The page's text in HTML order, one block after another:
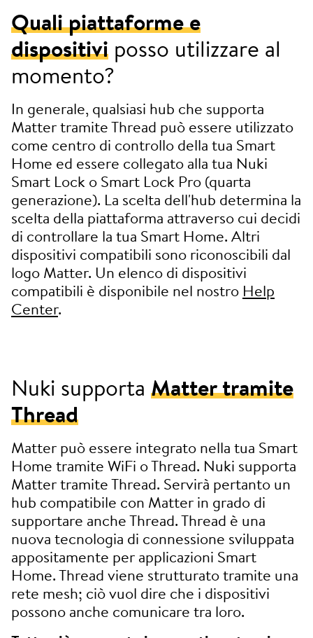
Quali piattaforme e
dispositivi posso utilizzare al
momento?
In generale, qualsiasi hub che supporta
Matter tramite Thread può essere utilizzato
come centro di controllo della tua Smart
Home ed essere collegato alla tua Nuki
Smart Lock o Smart Lock Pro (quarta
generazione). La scelta dell'hub determina la
scelta della piattaforma attraverso cui decidi
di controllare la tua Smart Home. Altri
dispositivi compatibili sono riconoscibili dal
logo Matter. Un elenco di dispositivi
compatibili è disponibile nel nostro Help
Center.
Nuki supporta Matter tramite
Thread
Matter può essere integrato nella tua Smart
Home tramite WiFi o Thread. Nuki supporta
Matter tramite Thread. Servirà pertanto un
hub compatibile con Matter in grado di
supportare anche Thread. Thread è una
nuova tecnologia di connessione sviluppata
appositamente per applicazioni Smart
Home. Thread viene strutturato tramite una
rete mesh; ciò vuol dire che i dispositivi
possono anche comunicare tra loro.